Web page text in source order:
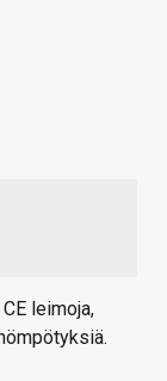
leimoja,